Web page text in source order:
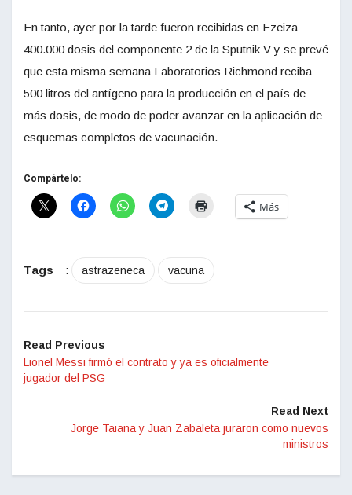
En tanto, ayer por la tarde fueron recibidas en Ezeiza
400.000 dosis del componente 2 de la Sputnik V y se prevé
que esta misma semana Laboratorios Richmond reciba
500 litros del antígeno para la producción en el país de
más dosis, de modo de poder avanzar en la aplicación de
esquemas completos de vacunación.
Compártelo:
Más
Tags : astrazeneca vacuna
Read Previous
Lionel Messi firmó el contrato y ya es oficialmente
jugador del PSG
Read Next
Jorge Taiana y Juan Zabaleta juraron como nuevos
ministros